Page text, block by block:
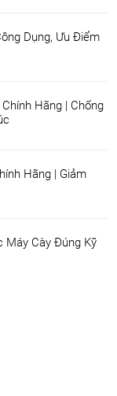
Dụng, Ưu Điểm
Hãng | Chống
Hãng | Giảm
Máy Cày Đúng Kỹ